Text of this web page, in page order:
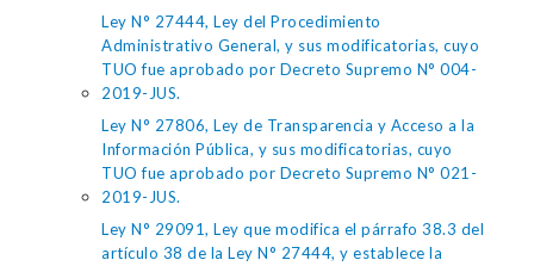
Ley N° 27444, Ley del Procedimiento
Administrativo General, y sus modificatorias, cuyo
TUO fue aprobado por Decreto Supremo N° 004-
2019-JUS.
Ley N° 27806, Ley de Transparencia y Acceso a la
Información Pública, y sus modificatorias, cuyo
TUO fue aprobado por Decreto Supremo N° 021-
2019-JUS.
Ley N° 29091, Ley que modifica el párrafo 38.3 del
artículo 38 de la Ley N° 27444, y establece la